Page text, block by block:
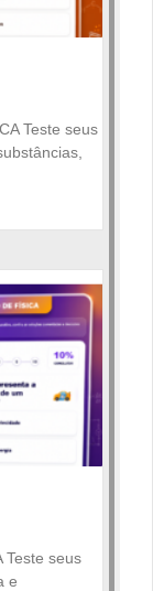
Teste seus
Teste seus
e